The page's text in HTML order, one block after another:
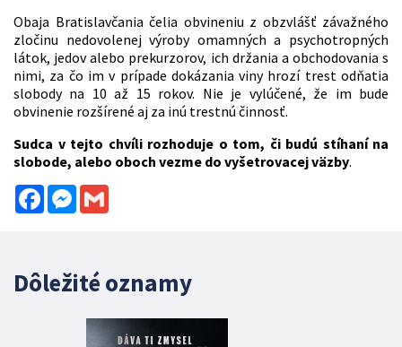
Obaja Bratislavčania čelia obvineniu z obzvlášť závažného
zločinu nedovolenej výroby omamných a psychotropných
látok, jedov alebo prekurzorov, ich držania a obchodovania s
nimi, za čo im v prípade dokázania viny hrozí trest odňatia
slobody na 10 až 15 rokov. Nie je vylúčené, že im bude
obvinenie rozšírené aj za inú trestnú činnosť.
Sudca v tejto chvíli rozhoduje o tom, či budú stíhaní na
slobode, alebo oboch vezme do vyšetrovacej väzby.
FacebookMessenger
Dôležité oznamy